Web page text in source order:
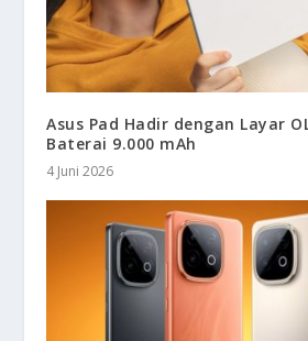
Asus Pad Hadir dengan Layar
Baterai 9.000 mAh
4 Juni 2026